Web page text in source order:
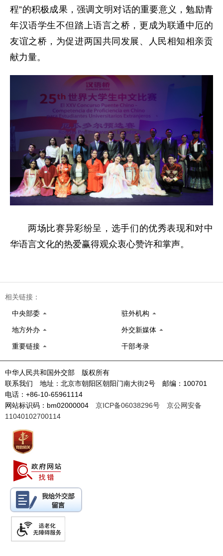
程”的积极成果，强调文明对话的重要意义，勉励青
年汉语学生不但踏上语言之桥，更成为联通中厄的
友谊之桥，为促进两国共同发展、人民相知相亲贡
献力量。
两场比赛异彩纷呈，选手们的优秀表现和对中
华语言文化的热爱赢得观众衷心赞许和掌声。
相关链接：
中央部委 驻外机构
地方外办 外交新媒体
重要链接 干部考录
中华人民共和国外交部 版权所有
联系我们 地址：北京市朝阳区朝阳门南大街2号 邮编：100701
电话：+86-10-65961114
网站标识码：bm02000004 京ICP备06038296号
京公网安备
11040102700114